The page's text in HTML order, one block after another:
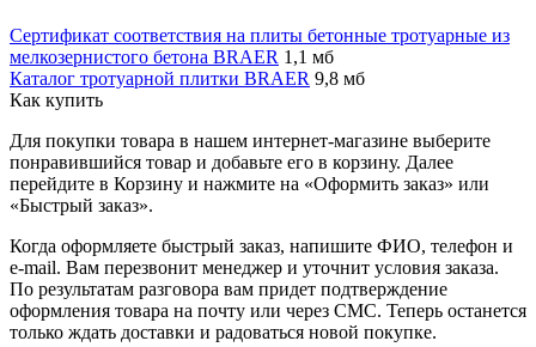
Сертификат соответствия на плиты бетонные тротуарные из
мелкозернистого бетона BRAER 1,1 мб
Каталог тротуарной плитки BRAER 9,8 мб
Как купить
Для покупки товара в нашем интернет-магазине выберите
понравившийся товар и добавьте его в корзину. Далее
перейдите в Корзину и нажмите на «Оформить заказ» или
«Быстрый заказ».
Когда оформляете быстрый заказ, напишите ФИО, телефон и
e-mail. Вам перезвонит менеджер и уточнит условия заказа.
По результатам разговора вам придет подтверждение
оформления товара на почту или через СМС. Теперь останется
только ждать доставки и радоваться новой покупке.